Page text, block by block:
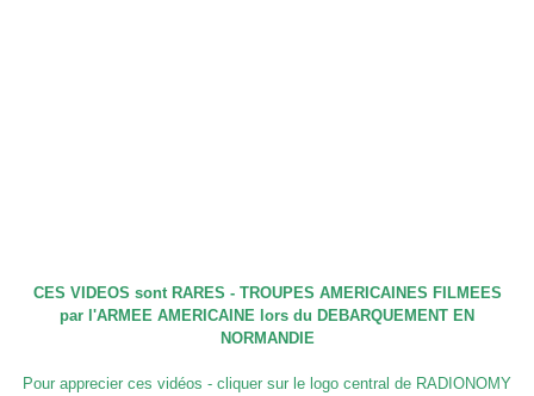
CES VIDEOS sont RARES - TROUPES AMERICAINES FILMEES
par l'ARMEE AMERICAINE lors du DEBARQUEMENT EN
NORMANDIE
Pour apprecier ces vidéos - cliquer sur le logo central de RADIONOMY